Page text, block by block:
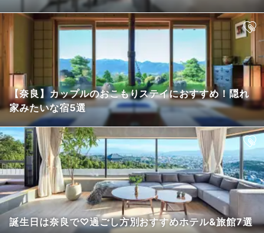
【奈良】カップルのおこもりステイにおすすめ！隠れ
家みたいな宿5選
誕生日は奈良で♡過ごし方別おすすめホテル&旅館7選